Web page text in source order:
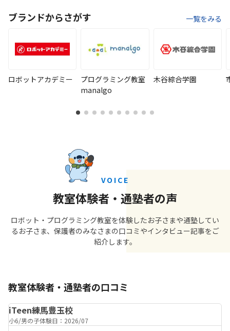
ブランドからさがす 一覧をみる
ロボットアカデミー
プログラミング教室
manalgo
木谷綜合学園
VOICE
教室体験者・通塾者の声
ロボット・プログラミング教室を体験したお子さまや通塾してい
るお子さま、保護者のみなさまの口コミやインタビュー記事をご
紹介します。
教室体験者・通塾者の口コミ
iTeen練馬豊玉校
小6 男の子体験日：2026/07